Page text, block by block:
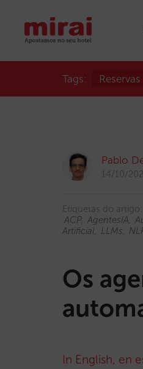
Tags: Reservas
Pablo
14/10/
Etiquetas do artigo:
ACP AgentesIA
Artificial
LLMs
Os
In English, en